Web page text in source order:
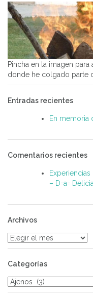
Pincha en la imagen
donde he colgado parte
Entradas recientes
En memoria
Comentarios recientes
– D=a=
Archivos
Archivos
Categorías
Categorías